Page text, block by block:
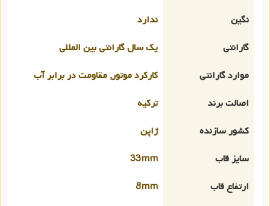
نگین
ندارد
گارانتی
یک سال گارانتی بین المللی
موارد گارانتی
کارکرد موتور, مقاومت در برابر آب
اصالت برند
ترکیه
کشور سازنده
ژاپن
سایز قاب
33mm
ارتفاع قاب
8mm